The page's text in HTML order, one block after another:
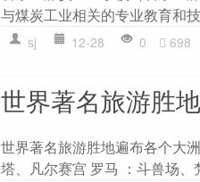
与煤炭工业相关的专业教育和
sj 12-28 0 698
世界著名旅游胜地
世界著名旅游胜地遍布各个大
塔、凡尔赛宫 罗马 ：斗兽场